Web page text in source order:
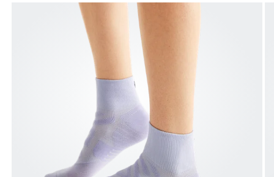
Bild 1 von 3 in der Produktgalerie On Performance Mid